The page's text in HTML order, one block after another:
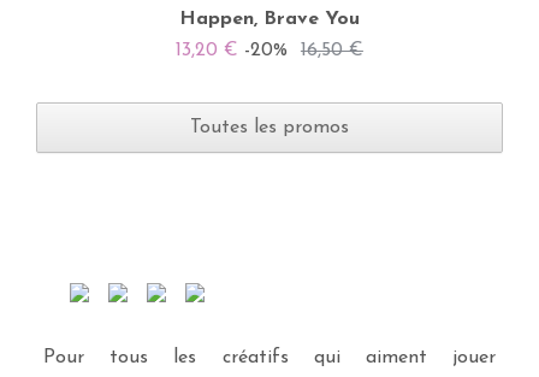
Happen, Brave You
13,20 € -20% 16,50 €
Toutes les promos
Pour tous les créatifs qui aiment jouer